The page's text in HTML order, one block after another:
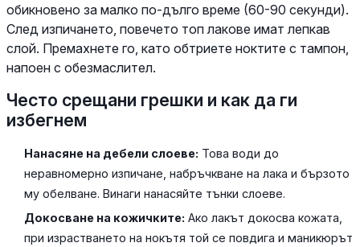
обикновено за малко по-дълго време (60-90 секунди).
След изпичането, повечето топ лакове имат лепкав
слой. Премахнете го, като обтриете ноктите с тампон,
напоен с обезмаслител.
Често срещани грешки и как да ги
избегнем
Нанасяне на дебели слоеве: Това води до
неравномерно изпичане, набръчкване на лака и бързото
му обелване. Винаги нанасяйте тънки слоеве.
Докосване на кожичките: Ако лакът докосва кожата,
при израстването на нокътя той се повдига и маникюрът